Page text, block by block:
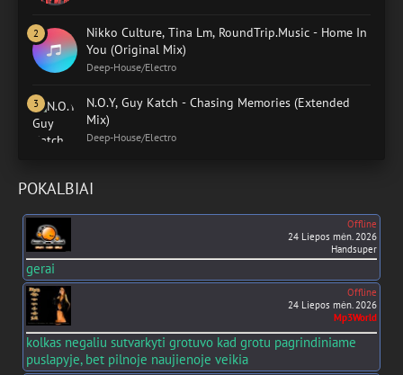
Nikko Culture, Tina Lm, RoundTrip.Music - Home In
You (Original Mix)
Deep-House/Electro
N.O.Y, Guy Katch - Chasing Memories (Extended
Mix)
Deep-House/Electro
POKALBIAI
Offline
24 Liepos mėn. 2026
Handsuper
gerai
Offline
24 Liepos mėn. 2026
Mp3World
kolkas negaliu sutvarkyti grotuvo kad grotu pagrindiniame
puslapyje, bet pilnoje naujienoje veikia